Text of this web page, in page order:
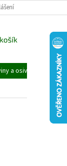
ŘÁD
a osivo